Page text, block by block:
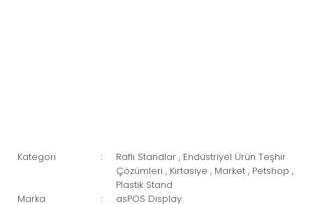
Kategori Raflı Standlar , Endüstriyel Ürün Teşhir
Çözümleri , Kırtasiye , Market , Petshop ,
Plastik Stand
Marka
asPOS Display